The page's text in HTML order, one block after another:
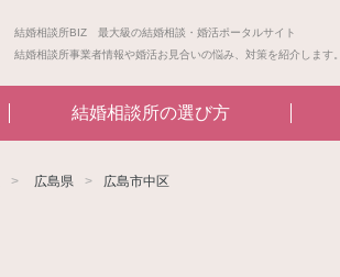
結婚相談所BIZ 最大級の結婚相談・婚活ポータルサイト
結婚相談所事業者情報や婚活お見合いの悩み、対策を紹介します。
結婚相談所の選び方
広島県 広島市中区